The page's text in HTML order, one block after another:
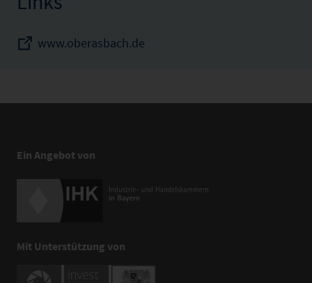
www.oberasbach.de
Ein Angebot von
Mit Unterstützung von